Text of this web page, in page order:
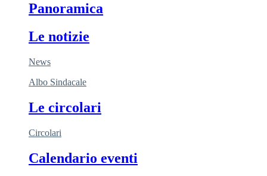
Panoramica
Le notizie
News
Albo Sindacale
Le circolari
Circolari
Calendario eventi